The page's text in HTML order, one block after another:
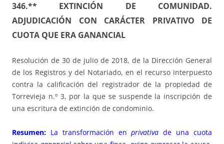
346.** EXTINCIÓN DE COMUNIDAD.
ADJUDICACIÓN CON CARÁCTER PRIVATIVO DE
CUOTA QUE ERA GANANCIAL
Resolución de 30 de julio de 2018, de la Dirección General
de los Registros y del Notariado, en el recurso interpuesto
contra la calificación del registrador de la propiedad de
Torrevieja n.º 3, por la que se suspende la inscripción de
una escritura de extinción de condominio.
Resumen: La transformación enprivativa de una cuota